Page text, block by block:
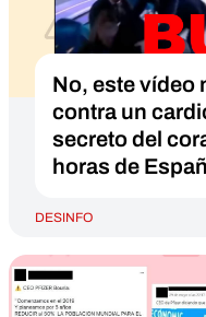
No, este vídeo
contra un
secreto del
horas de
DESINFO